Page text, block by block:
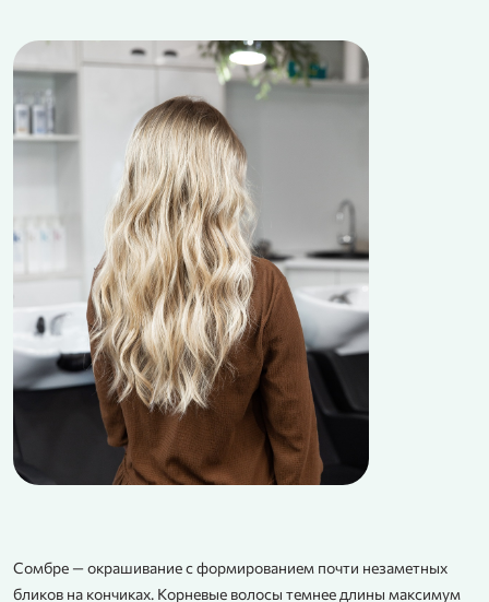
Сомбре — окрашивание с формированием почти незаметных
бликов на кончиках. Корневые волосы темнее длины максимум